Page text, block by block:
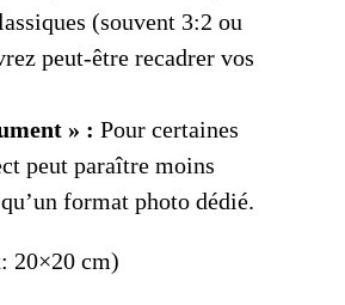
(souvent 3:2 ou
peut-être recadrer vos
» : Pour certaines
peut paraître moins
format photo dédié.
20×20 cm)